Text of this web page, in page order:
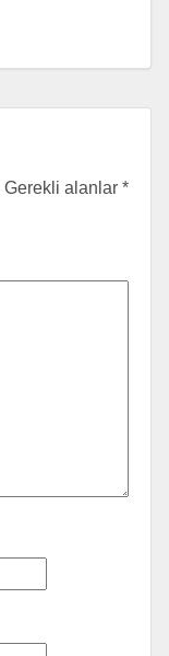
Gerekli alanlar *